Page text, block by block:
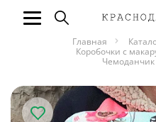
Главная
Коробочки с